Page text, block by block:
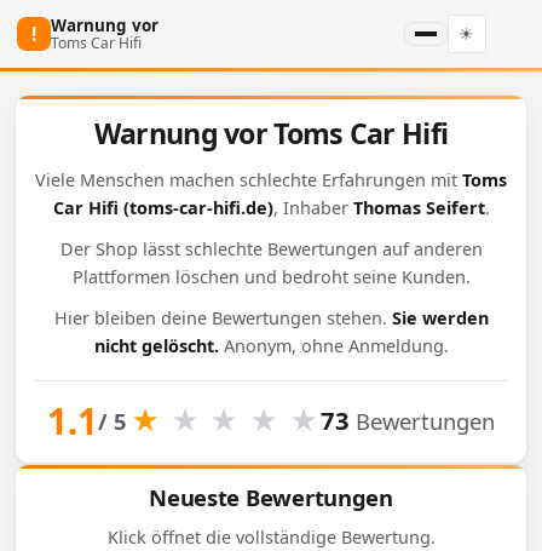
! Warnung vor
Toms Car Hifi ☀
Warnung vor Toms Car Hifi
Viele Menschen machen schlechte Erfahrungen mit Toms
Car Hifi (toms-car-hifi.de), Inhaber Thomas Seifert.
Der Shop lässt schlechte Bewertungen auf anderen
Plattformen löschen und bedroht seine Kunden.
Hier bleiben deine Bewertungen stehen. Sie werden
nicht gelöscht.Anonym, ohne Anmeldung.
1.1/ 5 ★ ★ ★ ★ ★73 Bewertungen
Neueste Bewertungen
Klick öffnet die vollständige Bewertung.